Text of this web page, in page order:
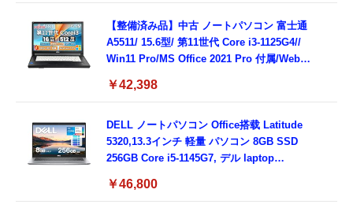
8GB,SSD256GB)
【整備済み品】中古 ノートパソコン 富士通
A5511/ 15.6型/ 第11世代 Core i3-1125G4//
Win11 Pro/MS Office 2021 Pro 付属/Webカ
3.0)/ 有線静音マウス付属/ 180日保証（メモリ
￥42,398
DELL ノートパソコン Office搭载 Latitude
5320,13.3インチ 軽量 パソコン 8GB SSD
256GB Core i5-1145G7, デル laptop
ド付き (整備済み品)
￥46,800